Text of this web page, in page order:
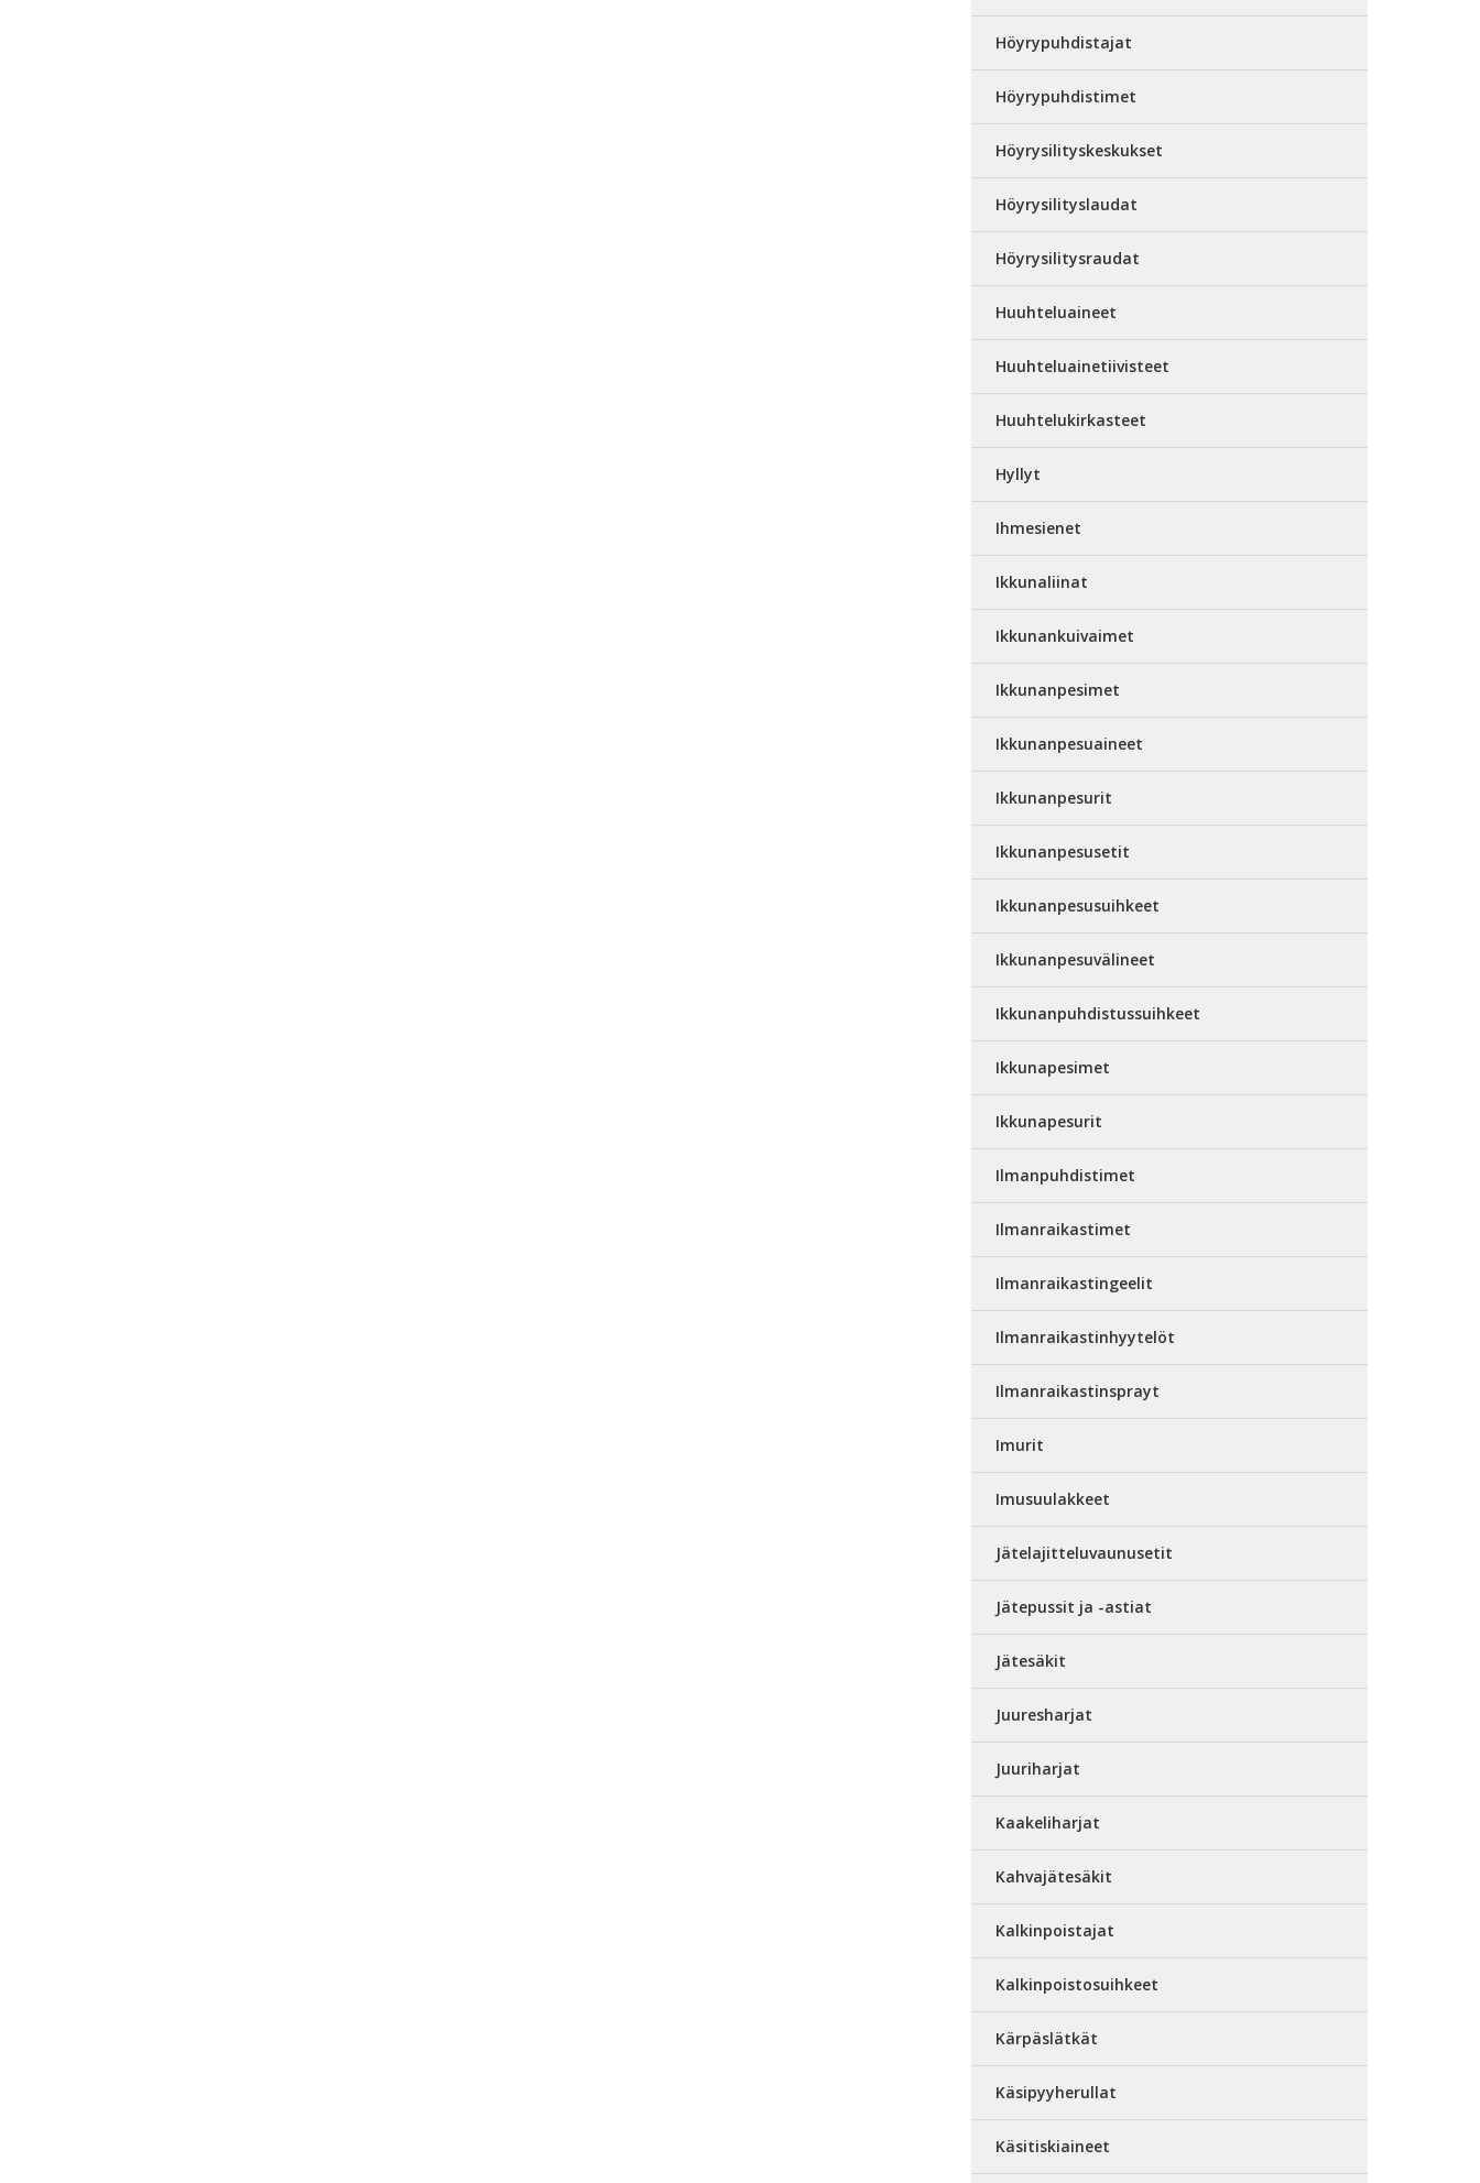
Höyrypuhdistajat
Höyrypuhdistimet
Höyrysilityskeskukset
Höyrysilityslaudat
Höyrysilitysraudat
Huuhteluaineet
Huuhteluainetiivisteet
Huuhtelukirkasteet
Hyllyt
Ihmesienet
Ikkunaliinat
Ikkunankuivaimet
Ikkunanpesimet
Ikkunanpesuaineet
Ikkunanpesurit
Ikkunanpesusetit
Ikkunanpesusuihkeet
Ikkunanpesuvälineet
Ikkunanpuhdistussuihkeet
Ikkunapesimet
Ikkunapesurit
Ilmanpuhdistimet
Ilmanraikastimet
Ilmanraikastingeelit
Ilmanraikastinhyytelöt
Ilmanraikastinsprayt
Imurit
Imusuulakkeet
Jätelajitteluvaunusetit
Jätepussit ja -astiat
Jätesäkit
Juuresharjat
Juuriharjat
Kaakeliharjat
Kahvajätesäkit
Kalkinpoistajat
Kalkinpoistosuihkeet
Kärpäslätkät
Käsipyyherullat
Käsitiskiaineet